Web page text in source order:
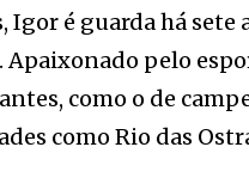
Igor é guarda há
Apaixonado pelo
como o de
como Rio das